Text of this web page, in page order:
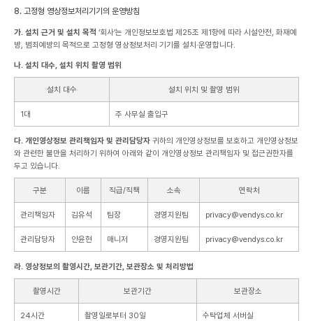
8. 고정형 영상정보처리기기의 운영방침
가. 설치 근거 및 설치 목적 ‘회사’는 개인정보보호법 제25조 제1항에 따라 시설안전, 화재예
방, 범죄예방의 목적으로 고정형 영상정보처리 기기를 설치·운영합니다.
나. 설치 대수, 설치 위치 촬영 범위
설치 대수 설치 위치 및 촬영 범위
1대 주 사무실 출입구
다. 개인영상정보 관리책임자 및 관리담당자 귀하의 개인영상정보를 보호하고 개인영상정보
와 관련한 불만을 처리하기 위하여 아래와 같이 개인영상정보 관리책임자 및 접근권한자를
두고 있습니다.
구분 이름 직급/직책 소속 연락처
관리책임자 김유석 팀장 경영지원팀 privacy@vendys.co.kr
관리담당자 안윤현 매니저 경영지원팀 privacy@vendys.co.kr
라. 영상정보의 촬영시간, 보관기간, 보관장소 및 처리방법
촬영시간 보관기간 보관장소
24시간 촬영일로부터 30일 수탁업체 서버실